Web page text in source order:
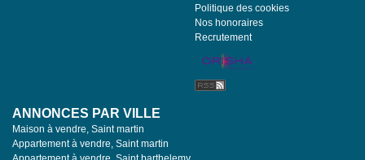
Politique des cookies
Nos honoraires
Recrutement
ANNONCES PAR VILLE
Maison à vendre, Saint martin
Appartement à vendre, Saint martin